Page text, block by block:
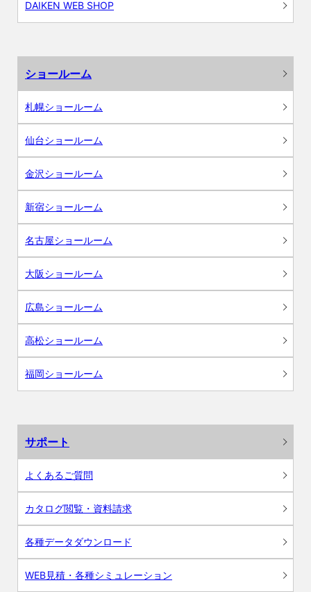
DAIKEN WEB SHOP
ショールーム
札幌ショールーム
仙台ショールーム
金沢ショールーム
新宿ショールーム
名古屋ショールーム
大阪ショールーム
広島ショールーム
高松ショールーム
福岡ショールーム
サポート
よくあるご質問
カタログ閲覧・資料請求
各種データダウンロード
WEB見積・各種シミュレーション